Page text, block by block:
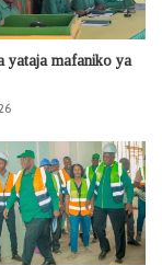
yataja mafaniko ya